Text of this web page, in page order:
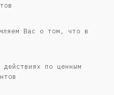
Вас о том, что в
действиях по ценным